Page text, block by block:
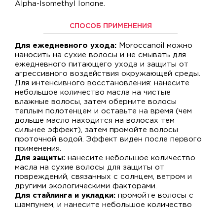
Alpha-Isomethyl Ionone.
СПОСОБ ПРИМЕНЕНИЯ
Для ежедневного ухода: Moroccanoil можно
наносить на сухие волосы и не смывать для
ежедневного питающего ухода и защиты от
агрессивного воздействия окружающей среды.
Для интенсивного восстановления: нанесите
небольшое количество масла на чистые
влажные волосы, затем оберните волосы
теплым полотенцем и оставьте на время (чем
дольше масло находится на волосах тем
сильнее эффект), затем промойте волосы
проточной водой. Эффект виден после первого
применения.
Для защиты: нанесите небольшое количество
масла на сухие волосы для защиты от
повреждений, связанных с солнцем, ветром и
другими экологическими факторами.
Для стайлинга и укладки: промойте волосы с
шампунем, и нанесите небольшое количество